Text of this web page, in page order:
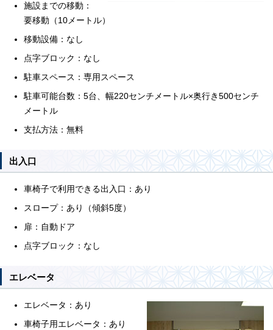
施設までの移動：
要移動（10メートル）
移動設備：なし
点字ブロック：なし
駐車スペース：専用スペース
駐車可能台数：5台、幅220センチメートル×奥行き500センチ
メートル
支払方法：無料
出入口
車椅子で利用できる出入口：あり
スロープ：あり（傾斜5度）
扉：自動ドア
点字ブロック：なし
エレベータ
エレベータ：あり
車椅子用エレベータ：あり